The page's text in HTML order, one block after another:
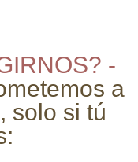
-
a
solo si tú